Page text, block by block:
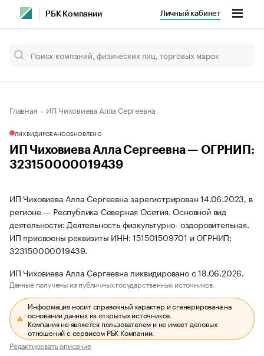
РБК Компании Личный кабинет
Главная ИП Чиховиева Алла Сергеевна
ЛИКВИДИРОВАНООБНОВЛЕНО
ИП Чиховиева Алла Сергеевна — ОГРНИП:
323150000019439
ИП Чиховиева Алла Сергеевна зарегистрирован 14.06.2023, в
регионе — Республика Северная Осетия. Основной вид
деятельности: Деятельность физкультурно- оздоровительная.
ИП присвоены реквизиты ИНН: 151501509701 и ОГРНИП:
323150000019439.
ИП Чиховиева Алла Сергеевна ликвидировано с 18.06.2026.
Данные получены из публичных государственных источников.
Информация носит справочный характер и сгенерирована на
основании данных из открытых источников.
Компания не является пользователем и не имеет деловых
отношений с сервисом РБК Компании.
Редактировать описание